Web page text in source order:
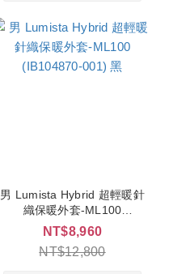
男 Lumista Hybrid 超輕暖針
織保暖外套-ML100
(IB104870-001) 黑
NT$8,960
NT$12,800